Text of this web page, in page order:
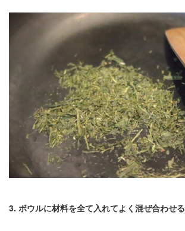
3. ボウルに材料を全て入れてよく混ぜ合わせる